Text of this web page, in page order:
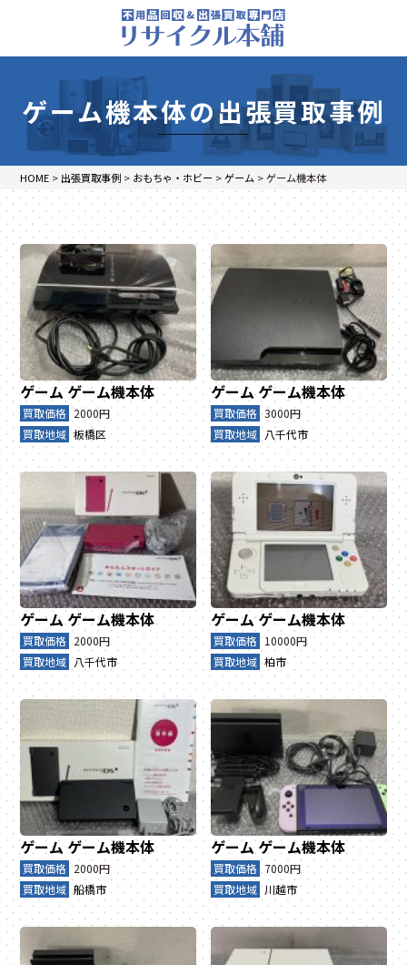
ゲーム機本体の出張買取事例
HOME > 出張買取事例 > おもちゃ・ホビー >ゲーム >ゲーム機本体
ゲーム ゲーム機本体
買取価格 2000円
買取地域 板橋区
ゲーム ゲーム機本体
買取価格 3000円
買取地域 八千代市
ゲーム ゲーム機本体
買取価格 2000円
買取地域 八千代市
ゲーム ゲーム機本体
買取価格 10000円
買取地域 柏市
ゲーム ゲーム機本体
買取価格 2000円
買取地域 船橋市
ゲーム ゲーム機本体
買取価格 7000円
買取地域 川越市